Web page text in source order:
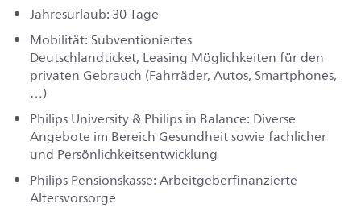
Jahresurlaub: 30 Tage
Mobilität: Subventioniertes
Deutschlandticket, Leasing Möglichkeiten für den
privaten Gebrauch (Fahrräder, Autos, Smartphones,
…)
Philips University & Philips in Balance: Diverse
Angebote im Bereich Gesundheit sowie fachlicher
und Persönlichkeitsentwicklung
Philips Pensionskasse:Arbeitgeberfinanzierte
Altersvorsorge